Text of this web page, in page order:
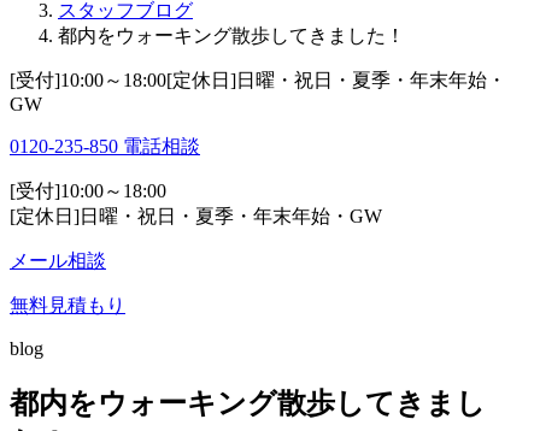
スタッフブログ
都内をウォーキング散歩してきました！
[受付]10:00～18:00[定休日]日曜・祝日・夏季・年末年始・
GW
0120-235-850 電話相談
[受付]10:00～18:00
[定休日]日曜・祝日・夏季・年末年始・GW
メール相談
無料見積もり
blog
都内をウォーキング散歩してきまし